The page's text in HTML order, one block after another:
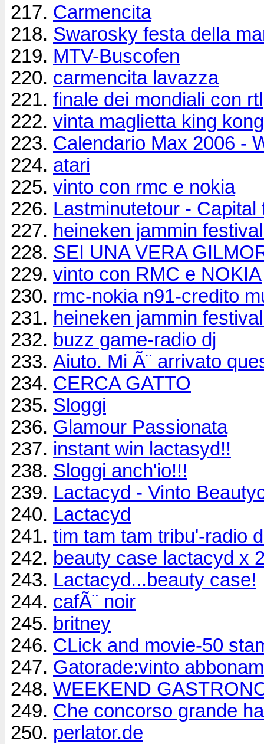
Carmencita
Swarosky festa della
MTV-Buscofen
carmencita lavazza
finale dei mondiali con
vinta maglietta king kong
Calendario Max 2006 -
atari
vinto con rmc e nokia
Lastminutetour - Capital
heineken jammin
SEI UNA VERA
vinto con RMC e NOKIA
rmc-nokia n91-credito
heineken jammin
buzz game-radio dj
Aiuto. Mi Ã¨ arrivato
CERCA GATTO
Sloggi
Glamour Passionata
instant win lactasyd!!
Sloggi anch'io!!!
Lactacyd - Vinto
Lactacyd
tim tam tam tribu'-radio
beauty case lactacyd x
Lactacyd...beauty case!
cafÃ¨ noir
britney
CLick and movie-50
Gatorade:vinto
WEEKEND
Che concorso grande
perlator.de